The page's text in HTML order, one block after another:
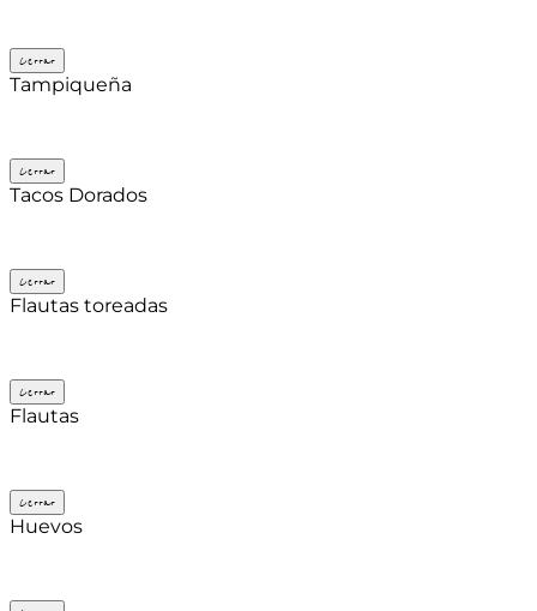
Cerrar
Tampiqueña
Cerrar
Tacos Dorados
Cerrar
Flautas toreadas
Cerrar
Flautas
Cerrar
Huevos